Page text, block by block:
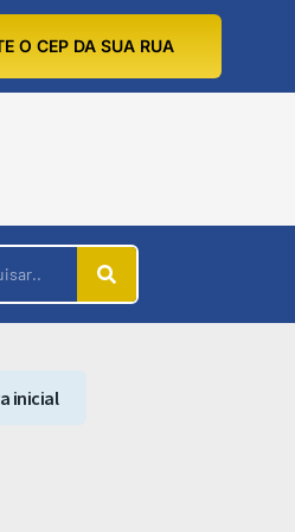
O CEP DA SUA RUA
inicial